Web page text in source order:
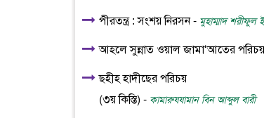
পীরতন্ত্র : সংশয় নিরসন - মুহাম্মাদ শরীফুল
আহলে সুন্নাত ওয়াল জামা‘আতের
ছহীহ হাদীছের পরিচয়
(৩য় কিস্তি) - কামারুযযামান বিন আব্দুল বারী